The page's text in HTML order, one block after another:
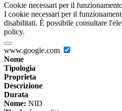
Cookie necessari per il
I cookie necessari per il
disabilitati. È possibile consultare
policy.
www.google.com
Nome
Tipologia
Proprieta
Descrizione
Durata
Nome: NID